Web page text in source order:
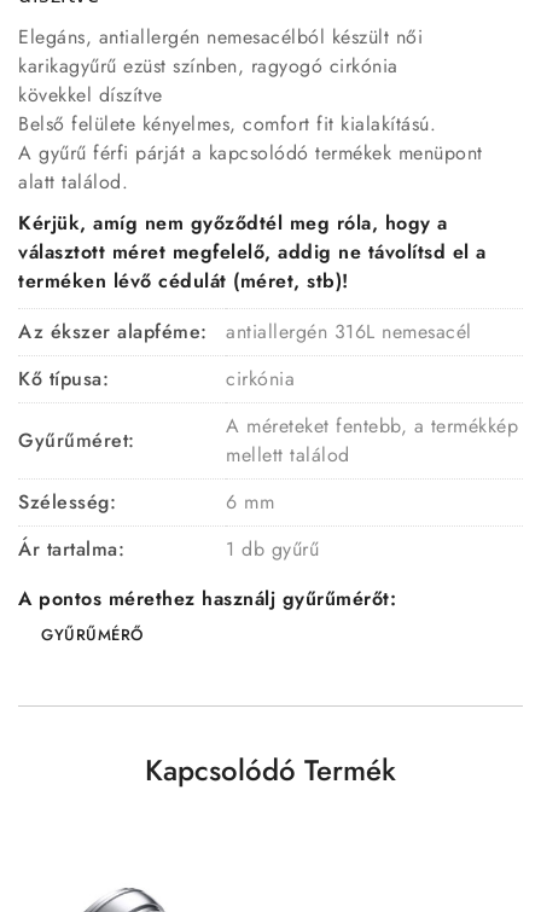
Elegáns, antiallergén nemesacélból készült női
karikagyűrű ezüst színben, ragyogó cirkónia
kövekkel díszítve
Belső felülete kényelmes, comfort fit kialakítású.
A gyűrű férfi párját a kapcsolódó termékek menüpont
alatt találod.
Kérjük, amíg nem győződtél meg róla, hogy a
választott méret megfelelő, addig ne távolítsd el a
terméken lévő cédulát (méret, stb)!
Az ékszer alapféme:
antiallergén 316L nemesacél
Kő típusa:
cirkónia
Gyűrűméret:
A méreteket fentebb, a termékkép
mellett találod
Szélesség:
6 mm
Ár tartalma:
1 db gyűrű
A pontos mérethez használj gyűrűmérőt:
GYŰRŰMÉRŐ
Kapcsolódó Termék